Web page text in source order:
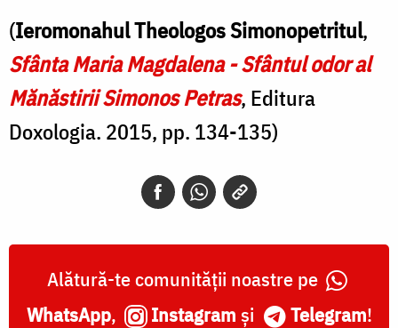
(Ieromonahul Theologos Simonopetritul,
Sfânta Maria Magdalena - Sfântul odor al
Mănăstirii Simonos Petras, Editura
Doxologia. 2015, pp. 134-135)
Alătură-te comunității noastre pe
WhatsApp, Instagram și Telegram!